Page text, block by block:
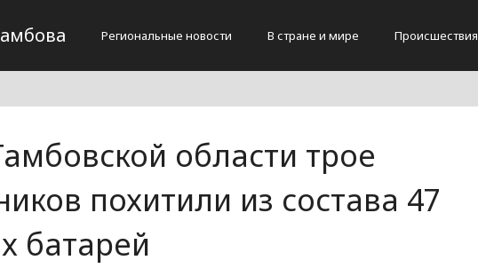
Региональные новости В стране и мире Происшествия
области трое
похитили из состава 47
батарей